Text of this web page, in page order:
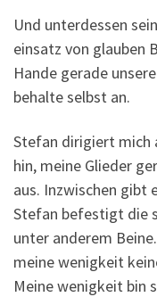
Und unterdessen
einsatz von glauben
Hande gerade
behalte selbst an.
Stefan dirigiert mich
hin, meine Glieder
aus. Inzwischen gibt
Stefan befestigt die
unter anderem
meine wenigkeit
Meine wenigkeit bin